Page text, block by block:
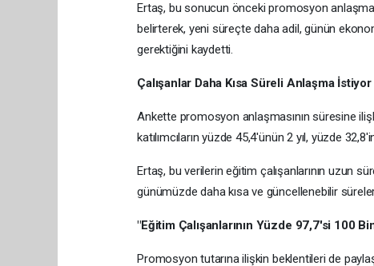
Ertaş, bu sonucun önceki promosyon
belirterek, yeni süreçte daha adil, günün
gerektiğini kaydetti.
Çalışanlar Daha Kısa Süreli Anlaşma İstiyor
Ankette promosyon anlaşmasının süresine
katılımcıların yüzde 45,4'ünün 2 yıl, yüzde
Ertaş, bu verilerin eğitim çalışanlarının uzun
günümüzde daha kısa ve güncellenebilir
"Eğitim Çalışanlarının Yüzde 97,7'si 100
Promosyon tutarına ilişkin beklentileri de